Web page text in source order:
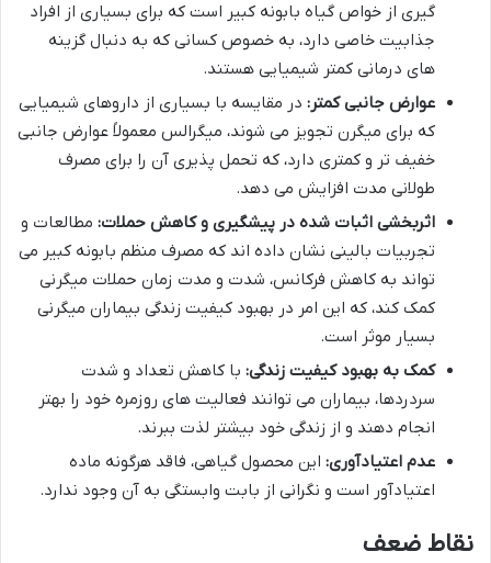
گیری از خواص گیاه بابونه کبیر است که برای بسیاری از افراد
جذابیت خاصی دارد، به خصوص کسانی که به دنبال گزینه
های درمانی کمتر شیمیایی هستند.
عوارض جانبی کمتر: در مقایسه با بسیاری از داروهای شیمیایی
که برای میگرن تجویز می شوند، میگرالس معمولاً عوارض جانبی
خفیف تر و کمتری دارد، که تحمل پذیری آن را برای مصرف
طولانی مدت افزایش می دهد.
اثربخشی اثبات شده در پیشگیری و کاهش حملات: مطالعات و
تجربیات بالینی نشان داده اند که مصرف منظم بابونه کبیر می
تواند به کاهش فرکانس، شدت و مدت زمان حملات میگرنی
کمک کند، که این امر در بهبود کیفیت زندگی بیماران میگرنی
بسیار موثر است.
کمک به بهبود کیفیت زندگی: با کاهش تعداد و شدت
سردردها، بیماران می توانند فعالیت های روزمره خود را بهتر
انجام دهند و از زندگی خود بیشتر لذت ببرند.
عدم اعتیادآوری: این محصول گیاهی، فاقد هرگونه ماده
اعتیادآور است و نگرانی از بابت وابستگی به آن وجود ندارد.
نقاط ضعف